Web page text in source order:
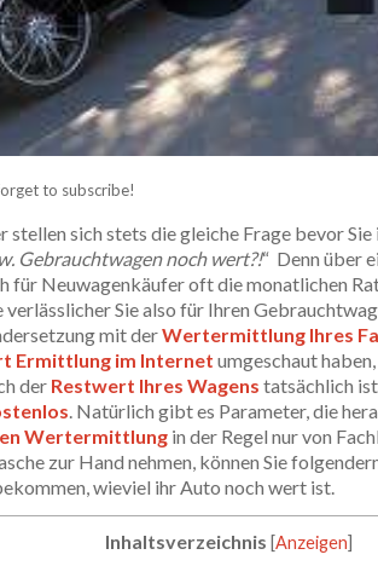
to subscribe!
sich stets die gleiche Frage bevor
Gebrauchtwagen noch wert?!“ Denn über
für Neuwagenkäufer oft die monatlichen
verlässlicher Sie also für Ihren
mit derWertermittlung Ihres
Ermittlung im Internet umgeschaut
der Restwert Ihres Wagens tatsächlich
. Natürlich gibt es Parameter, die
Wertermittlung in der Regel nur von
zur Hand nehmen, können Sie
wieviel ihr Auto noch wert ist.
Inhaltsverzeichnis [Anzeigen]